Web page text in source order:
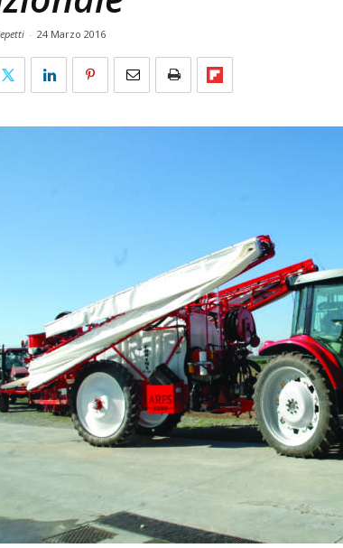
- 24 Marzo 2016